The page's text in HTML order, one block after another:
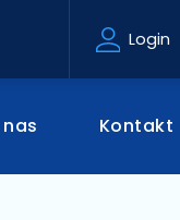
Login
nas Kontakt